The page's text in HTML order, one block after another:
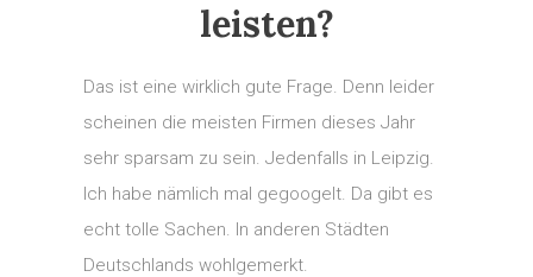
leisten?
Das ist eine wirklich gute Frage. Denn leider
scheinen die meisten Firmen dieses Jahr
sehr sparsam zu sein. Jedenfalls in Leipzig.
Ich habe nämlich mal gegoogelt. Da gibt es
echt tolle Sachen. In anderen Städten
Deutschlands wohlgemerkt.